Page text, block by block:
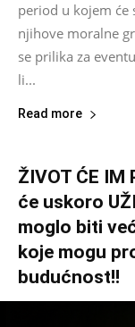
period u kojem će
njihove moralne
se prilika za
li...
Read more
ŽIVOT ĆE IM
će uskoro
moglo biti
koje mogu
budućnost!!